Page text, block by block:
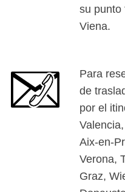
su punto
Viena.
Para
de
por el
Aix-en-
Verona,
Graz,